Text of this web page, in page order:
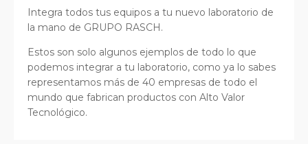
Integra todos tus equipos a tu nuevo laboratorio de
la mano de GRUPO RASCH.
Estos son solo algunos ejemplos de todo lo que
podemos integrar a tu laboratorio, como ya lo sabes
representamos más de 40 empresas de todo el
mundo que fabrican productos con Alto Valor
Tecnológico.